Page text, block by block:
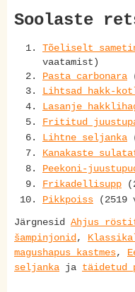
Soolaste
Tõeliselt
vaatamist)
Pasta carbonara
Lihtsad hakk-
Lasanje
Frititud
Lihtne seljanka
Kanakaste
Peekoni-
Frikadellisupp
Pikkpoiss (2519
Järgnesid Ahjus
šampinjonid ,
magushapus kastmes,
seljanka ja täidetud